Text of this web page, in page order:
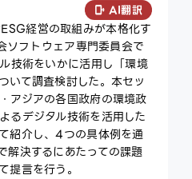
AI翻訳
経営の取組みが本格化す
ソフトウェア専門委員会で
技術をいかに活用し「環境
いて調査検討した。本セッ
アジアの各国政府の環境政
るデジタル技術を活用した
紹介し、4つの具体例を通
解決するにあたっての課題
提言を行う。